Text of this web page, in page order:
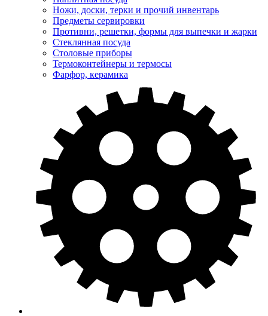
Ножи, доски, терки и прочий инвентарь
Предметы сервировки
Противни, решетки, формы для выпечки и жарки
Стеклянная посуда
Столовые приборы
Термоконтейнеры и термосы
Фарфор, керамика